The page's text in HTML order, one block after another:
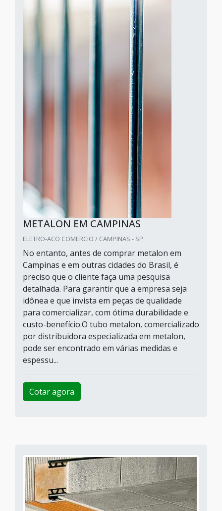
METALON EM CAMPINAS
ELETRO-ACO COMERCIO / CAMPINAS - SP
No entanto, antes de comprar metalon em
Campinas e em outras cidades do Brasil, é
preciso que o cliente faça uma pesquisa
detalhada. Para garantir que a empresa seja
idônea e que invista em peças de qualidade
para comercializar, com ótima durabilidade e
custo-benefício.O tubo metalon, comercializado
por distribuidora especializada em metalon,
pode ser encontrado em várias medidas e
espessu...
Cotar agora